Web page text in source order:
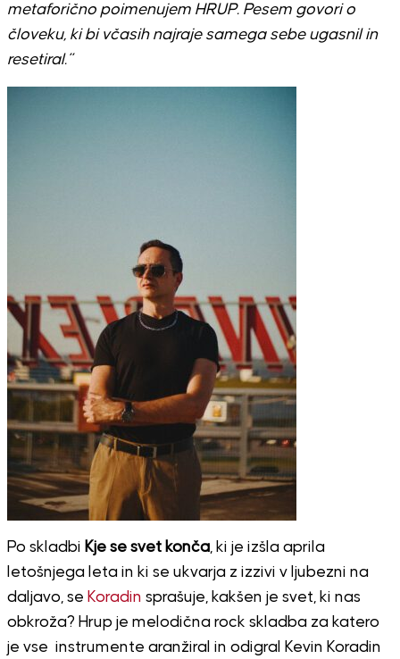
metaforično poimenujem HRUP. Pesem govori o
človeku, ki bi včasih najraje samega sebe ugasnil in
resetiral.”
Po skladbi Kje se svet konča, ki je izšla aprila
letošnjega leta in ki se ukvarja z izzivi v ljubezni na
daljavo, se Koradin sprašuje, kakšen je svet, ki nas
obkroža? Hrup je melodična rock skladba za katero
je vse instrumente aranžiral in odigral Kevin Koradin